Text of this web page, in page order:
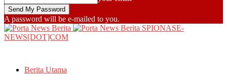
A password will be e-mailed to you.
SPIONASE-
NEWS[DOT]COM
Berita Utama